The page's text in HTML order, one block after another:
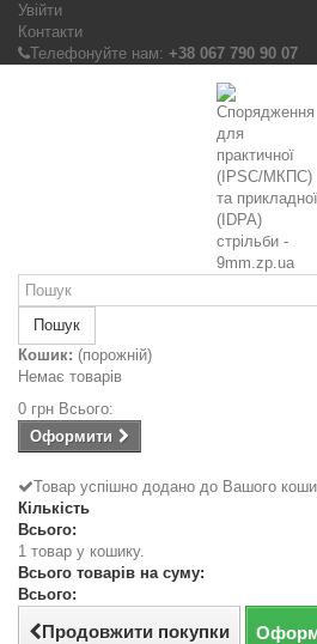
Увійти
Контакти
Телефонуйте нам: +38 067 790 90 07
Пошук
Кошик: (порожній)
Немає товарів
0 грн Всього:
Оформити
Товар успішно додано до Вашого
Кількість
Всього:
1 товар у кошику.
Всього товарів на суму:
Всього:
Продовжити покупки